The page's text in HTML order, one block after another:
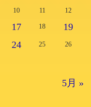
10 11 12
17 18
19
24 25 26
5月 »